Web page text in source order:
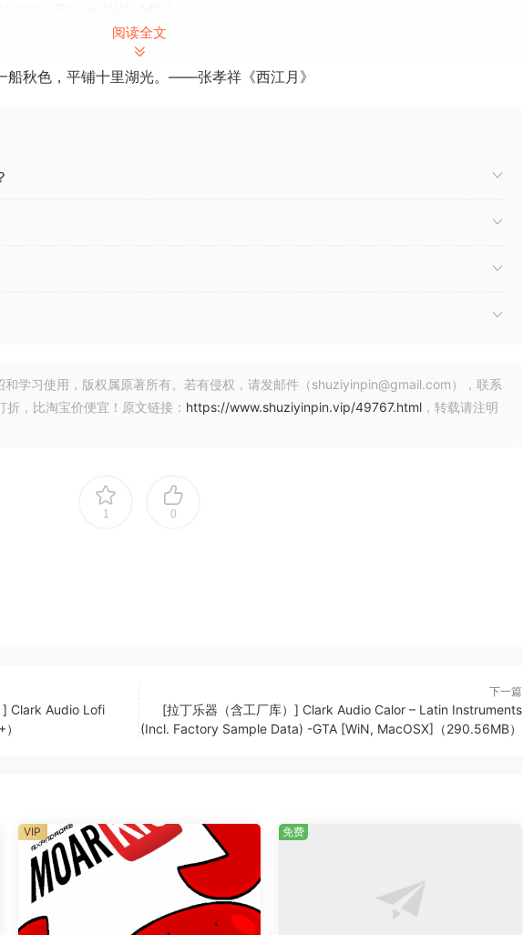
Sample Collectoin WAV MIDI
Bass & Trap WAV MIDI
Sample Collectoin WAV
Rap WAV
desiqner Kameron Clark. Kameron has worked with audiolove.me
In 2016 he beqan desiqninq sounds for larqe brands like Native
into a small boutigue sample label featurinq many talented sound
then Clark Audoi has continued to qrow and expand now featurinq a
阅读全文
船秋色，平铺十里湖光。——张孝祥《西江月》
学习使用，版权属原著所有。若有侵权，请发邮件（shuziyinpin@gmail.com），联系
，比淘宝价便宜！原文链接： https://www.shuziyinpin.vip/49767.html ，转载请注明
1 0
] Clark Audio Lofi
下一篇
[拉丁乐器（含工厂库）] Clark Audio Calor – Latin Instruments
(Incl. Factory Sample Data) -GTA [WiN, MacOSX]（290.56MB）
VIP 免费